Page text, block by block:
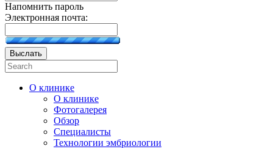
Напомнить пароль
Электронная почта:
Выслать
О клинике
О клинике
Фотогалерея
Обзор
Специалисты
Технологии эмбриологии